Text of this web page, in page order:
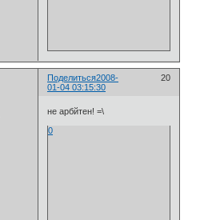
Поделиться 20
2008-
01-04 03:15:30
не арбйтен! =\
0